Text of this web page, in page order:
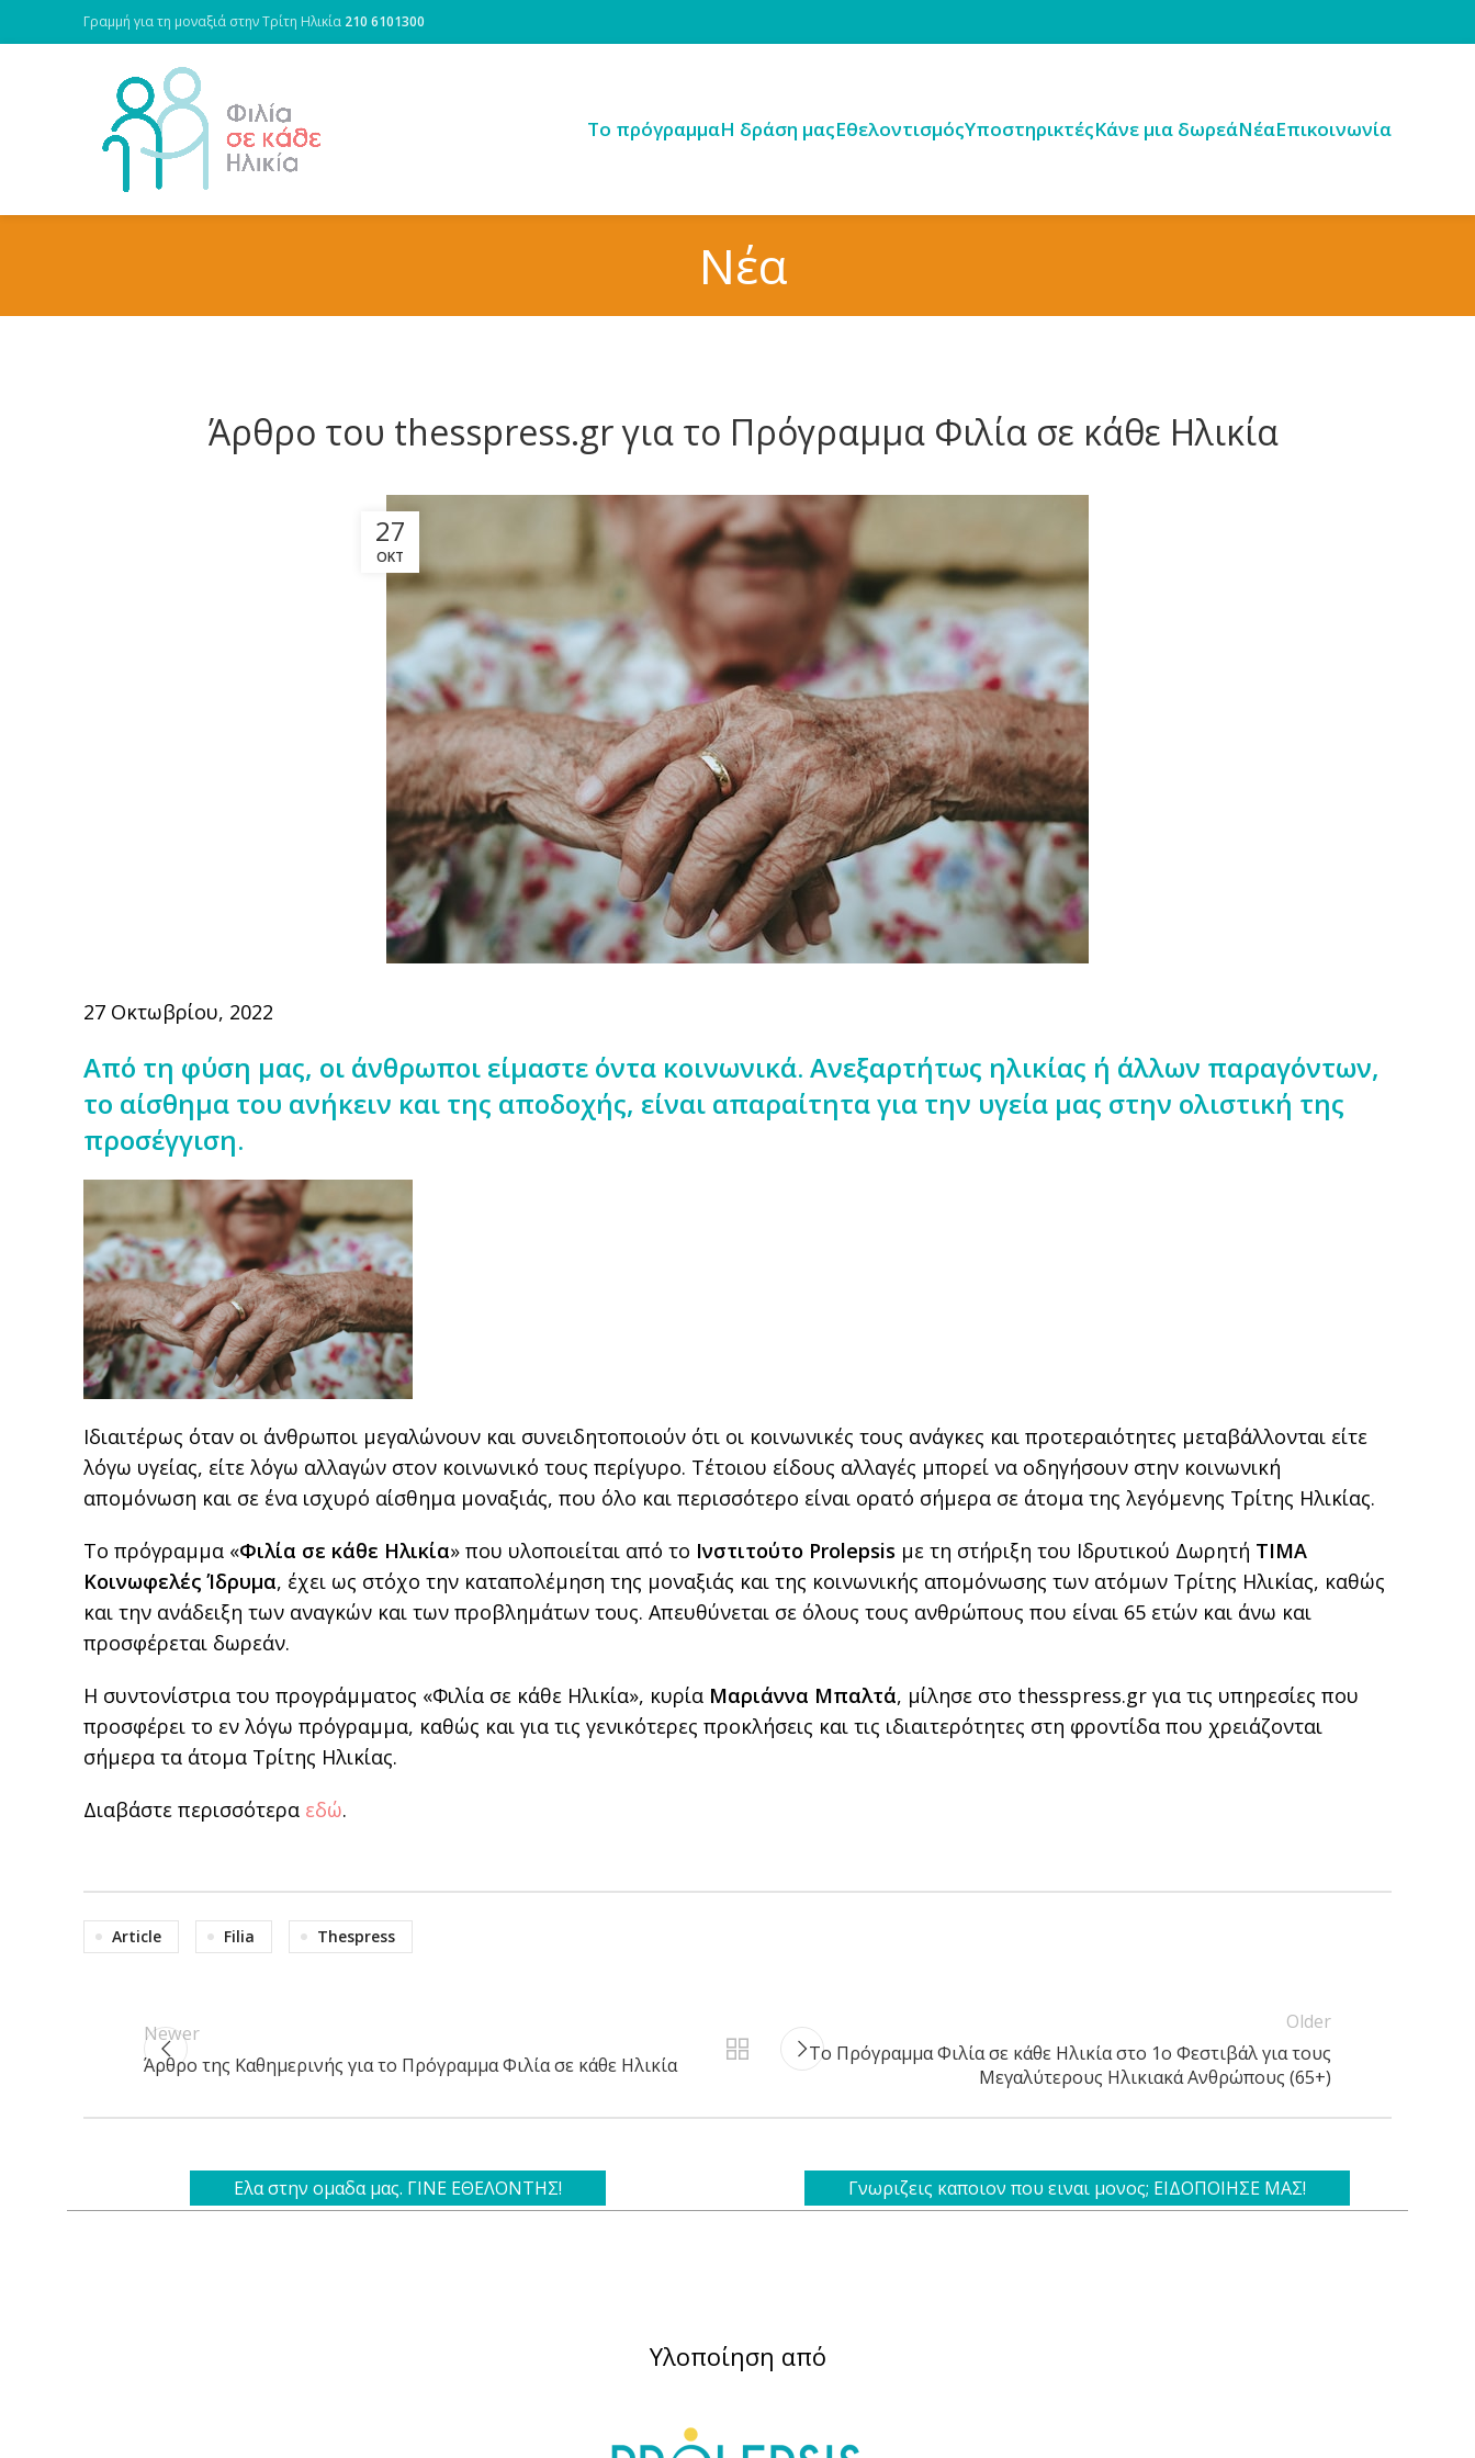
Γραμμή για τη μοναξιά στην Τρίτη Ηλικία 210 6101300
Tο πρόγραμμαH δράση μαςΕθελοντισμόςΥποστηρικτέςΚάνε μια δωρεάΝέαΕπικοινωνία
Νέα
Άρθρο του thesspress.gr για το Πρόγραμμα Φιλία σε κάθε Ηλικία
27
ΟΚΤ
27 Οκτωβρίου, 2022
Από τη φύση μας, οι άνθρωποι είμαστε όντα κοινωνικά. Ανεξαρτήτως ηλικίας ή άλλων παραγόντων,
το αίσθημα του ανήκειν και της αποδοχής, είναι απαραίτητα για την υγεία μας στην ολιστική της
προσέγγιση.
Ιδιαιτέρως όταν οι άνθρωποι μεγαλώνουν και συνειδητοποιούν ότι οι κοινωνικές τους ανάγκες και προτεραιότητες μεταβάλλονται είτε
λόγω υγείας, είτε λόγω αλλαγών στον κοινωνικό τους περίγυρο. Τέτοιου είδους αλλαγές μπορεί να οδηγήσουν στην κοινωνική
απομόνωση και σε ένα ισχυρό αίσθημα μοναξιάς, που όλο και περισσότερο είναι ορατό σήμερα σε άτομα της λεγόμενης Τρίτης Ηλικίας.
Το πρόγραμμα «Φιλία σε κάθε Ηλικία» που υλοποιείται από το Ινστιτούτο Prolepsis με τη στήριξη του Ιδρυτικού Δωρητή ΤΙΜΑ
Κοινωφελές Ίδρυμα, έχει ως στόχο την καταπολέμηση της μοναξιάς και της κοινωνικής απομόνωσης των ατόμων Τρίτης Ηλικίας, καθώς
και την ανάδειξη των αναγκών και των προβλημάτων τους. Απευθύνεται σε όλους τους ανθρώπους που είναι 65 ετών και άνω και
προσφέρεται δωρεάν.
Η συντονίστρια του προγράμματος «Φιλία σε κάθε Ηλικία», κυρία Μαριάννα Μπαλτά, μίλησε στο thesspress.gr για τις υπηρεσίες που
προσφέρει το εν λόγω πρόγραμμα, καθώς και για τις γενικότερες προκλήσεις και τις ιδιαιτερότητες στη φροντίδα που χρειάζονται
σήμερα τα άτομα Τρίτης Ηλικίας.
Διαβάστε περισσότερα εδώ.
Article Filia Thespress
Newer
Άρθρο της Καθημερινής για το Πρόγραμμα Φιλία σε κάθε Ηλικία
Older
Το Πρόγραμμα Φιλία σε κάθε Ηλικία στο 1ο Φεστιβάλ για τους
Μεγαλύτερους Ηλικιακά Ανθρώπους (65+)
Ελα στην ομαδα μας. ΓΙΝΕ ΕΘΕΛΟΝΤΗΣ! Γνωριζεις καποιον που ειναι μονος; ΕΙΔΟΠΟΙΗΣΕ ΜΑΣ!
Υλοποίηση από